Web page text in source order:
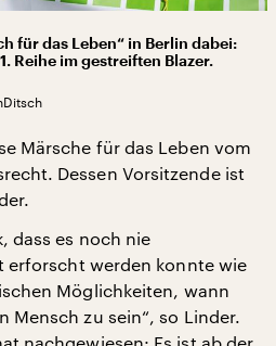
für das Leben“ in Berlin dabei:
Reihe im gestreiften Blazer.
Märsche für das Leben vom
Dessen Vorsitzende ist
dass es noch nie
erforscht werden konnte wie
Möglichkeiten, wann
Mensch zu sein“, so Linder.